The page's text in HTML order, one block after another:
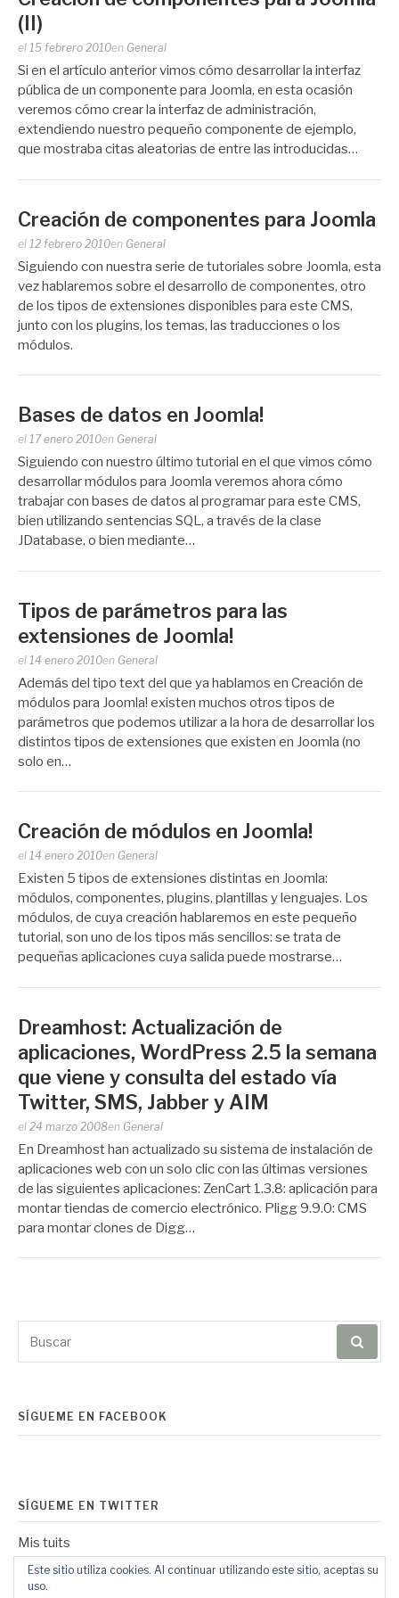
(II)
Publicado
por
el 15 febrero 2010en General
Si en el artículo anterior vimos cómo desarrollar la interfaz
pública de un componente para Joomla, en esta ocasión
veremos cómo crear la interfaz de administración,
extendiendo nuestro pequeño componente de ejemplo,
que mostraba citas aleatorias de entre las introducidas…
Creación de componentes para Joomla
Publicado
por
Zootropo
el 12 febrero 2010en General
Siguiendo con nuestra serie de tutoriales sobre Joomla, esta
vez hablaremos sobre el desarrollo de componentes, otro
de los tipos de extensiones disponibles para este CMS,
junto con los plugins, los temas, las traducciones o los
módulos.
Bases de datos en Joomla!
Publicado
por
Zootropo
el 17 enero 2010en General
Siguiendo con nuestro último tutorial en el que vimos cómo
desarrollar módulos para Joomla veremos ahora cómo
trabajar con bases de datos al programar para este CMS,
bien utilizando sentencias SQL, a través de la clase
JDatabase, o bien mediante…
Tipos de parámetros para las
extensiones de Joomla!
Publicado
por
Zootropo
el 14 enero 2010en General
Además del tipo text del que ya hablamos en Creación de
módulos para Joomla! existen muchos otros tipos de
parámetros que podemos utilizar a la hora de desarrollar los
distintos tipos de extensiones que existen en Joomla (no
solo en…
Creación de módulos en Joomla!
Publicado
por
el 14 enero 2010en General
Existen 5 tipos de extensiones distintas en Joomla:
módulos, componentes, plugins, plantillas y lenguajes. Los
módulos, de cuya creación hablaremos en este pequeño
tutorial, son uno de los tipos más sencillos: se trata de
pequeñas aplicaciones cuya salida puede mostrarse…
Dreamhost: Actualización de
aplicaciones, WordPress 2.5 la semana
que viene y consulta del estado vía
Twitter, SMS, Jabber y AIM
Publicado
por
Zootropo
el 24 marzo 2008en General
En Dreamhost han actualizado su sistema de instalación de
aplicaciones web con un solo clic con las últimas versiones
de las siguientes aplicaciones: ZenCart 1.3.8: aplicación para
montar tiendas de comercio electrónico. Pligg 9.9.0: CMS
para montar clones de Digg…
por:
SÍGUEME EN FACEBOOK
SÍGUEME EN TWITTER
Mis tuits
Este sitio utiliza cookies. Al continuar utilizando este sitio, aceptas su
uso.